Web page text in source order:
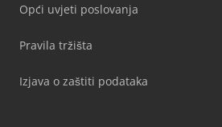
Opći uvjeti poslovanja
Pravila tržišta
Izjava o zaštiti podataka